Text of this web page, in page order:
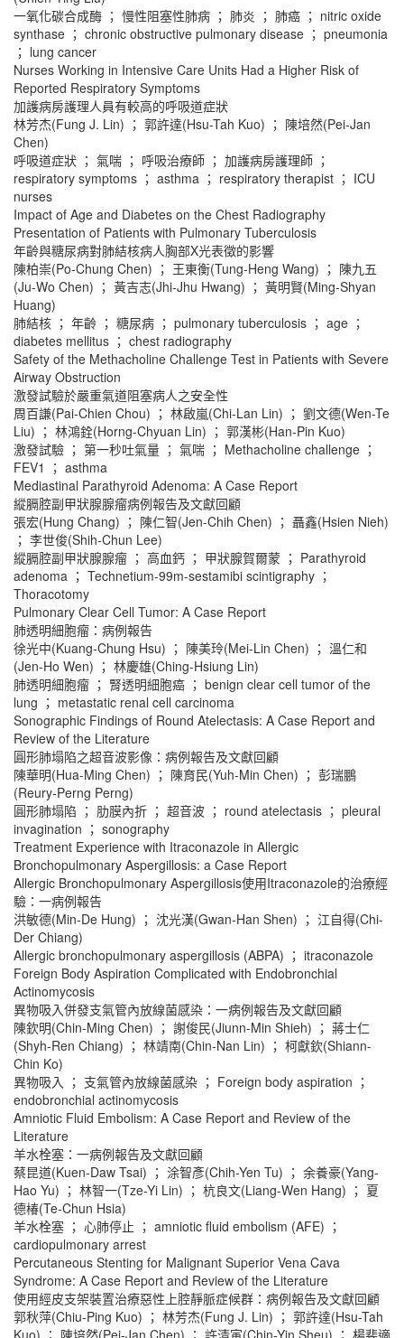
一氧化碳合成酶 ； 慢性阻塞性肺病 ； 肺炎 ； 肺癌 ； nitric oxide
synthase ； chronic obstructive pulmonary disease ； pneumonia
； lung cancer
Nurses Working in Intensive Care Units Had a Higher Risk of
Reported Respiratory Symptoms
加護病房護理人員有較高的呼吸道症狀
林芳杰(Fung J. Lin) ； 郭許達(Hsu-Tah Kuo) ； 陳培然(Pei-Jan
Chen)
呼吸道症狀 ； 氣喘 ； 呼吸治療師 ； 加護病房護理師 ；
respiratory symptoms ； asthma ； respiratory therapist ； ICU
nurses
Impact of Age and Diabetes on the Chest Radiography
Presentation of Patients with Pulmonary Tuberculosis
年齡與糖尿病對肺結核病人胸部X光表徵的影響
陳柏崇(Po-Chung Chen) ； 王東衡(Tung-Heng Wang) ； 陳九五
(Ju-Wo Chen) ； 黃吉志(Jhi-Jhu Hwang) ； 黃明賢(Ming-Shyan
Huang)
肺結核 ； 年齡 ； 糖尿病 ； pulmonary tuberculosis ； age ；
diabetes mellitus ； chest radiography
Safety of the Methacholine Challenge Test in Patients with Severe
Airway Obstruction
激發試驗於嚴重氣道阻塞病人之安全性
周百謙(Pai-Chien Chou) ； 林啟嵐(Chi-Lan Lin) ； 劉文德(Wen-Te
Liu) ； 林鴻銓(Horng-Chyuan Lin) ； 郭漢彬(Han-Pin Kuo)
激發試驗 ； 第一秒吐氣量 ； 氣喘 ； Methacholine challenge ；
FEV1 ； asthma
Mediastinal Parathyroid Adenoma: A Case Report
縱膈腔副甲狀腺腺瘤病例報告及文獻回顧
張宏(Hung Chang) ； 陳仁智(Jen-Chih Chen) ； 聶鑫(Hsien Nieh)
； 李世俊(Shih-Chun Lee)
縱膈腔副甲狀腺腺瘤 ； 高血鈣 ； 甲狀腺賀爾蒙 ； Parathyroid
adenoma ； Technetium-99m-sestamibi scintigraphy ；
Thoracotomy
Pulmonary Clear Cell Tumor: A Case Report
肺透明細胞瘤：病例報告
徐光中(Kuang-Chung Hsu) ； 陳美玲(Mei-Lin Chen) ； 溫仁和
(Jen-Ho Wen) ； 林慶雄(Ching-Hsiung Lin)
肺透明細胞瘤 ； 腎透明細胞癌 ； benign clear cell tumor of the
lung ； metastatic renal cell carcinoma
Sonographic Findings of Round Atelectasis: A Case Report and
Review of the Literature
圓形肺塌陷之超音波影像：病例報告及文獻回顧
陳華明(Hua-Ming Chen) ； 陳育民(Yuh-Min Chen) ； 彭瑞鵬
(Reury-Perng Perng)
圓形肺塌陷 ； 肋膜內折 ； 超音波 ； round atelectasis ； pleural
invagination ； sonography
Treatment Experience with Itraconazole in Allergic
Bronchopulmonary Aspergillosis: a Case Report
Allergic Bronchopulmonary Aspergillosis使用Itraconazole的治療經
驗：一病例報告
洪敏德(Min-De Hung) ； 沈光漢(Gwan-Han Shen) ； 江自得(Chi-
Der Chiang)
Allergic bronchopulmonary aspergillosis (ABPA) ； itraconazole
Foreign Body Aspiration Complicated with Endobronchial
Actinomycosis
異物吸入併發支氣管內放線菌感染：一病例報告及文獻回顧
陳欽明(Chin-Ming Chen) ； 謝俊民(Jiunn-Min Shieh) ； 蔣士仁
(Shyh-Ren Chiang) ； 林靖南(Chin-Nan Lin) ； 柯獻欽(Shiann-
Chin Ko)
異物吸入 ； 支氣管內放線菌感染 ； Foreign body aspiration ；
endobronchial actinomycosis
Amniotic Fluid Embolism: A Case Report and Review of the
Literature
羊水栓塞：一病例報告及文獻回顧
蔡昆道(Kuen-Daw Tsai) ； 涂智彥(Chih-Yen Tu) ； 余養豪(Yang-
Hao Yu) ； 林智一(Tze-Yi Lin) ； 杭良文(Liang-Wen Hang) ； 夏
德椿(Te-Chun Hsia)
羊水栓塞 ； 心肺停止 ； amniotic fluid embolism (AFE) ；
cardiopulmonary arrest
Percutaneous Stenting for Malignant Superior Vena Cava
Syndrome: A Case Report and Review of the Literature
使用經皮支架裝置治療惡性上腔靜脈症候群：病例報告及文獻回顧
郭秋萍(Chiu-Ping Kuo) ； 林芳杰(Fung J. Lin) ； 郭許達(Hsu-Tah
Kuo) ； 陳培然(Pei-Jan Chen) ； 許清寅(Chin-Yin Sheu) ； 楊斐適